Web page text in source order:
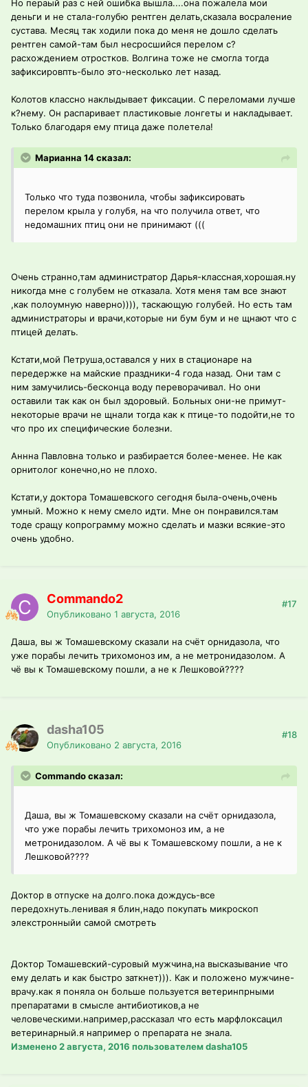
Но пераый раз с ней ошибка вышла....она пожалела мои
деньги и не стала-голубю рентген делать,сказала восраление
сустава. Месяц так ходили пока до меня не дошло сделать
рентген самой-там был несросшийся перелом с?
расхождением отростков. Волгина тоже не смогла тогда
зафиксировпть-было это-несколько лет назад.
Колотов классно наклыдывает фиксации. С переломами лучше
к?нему. Он распаривает пластиковые лонгеты и накладывает.
Только благодаря ему птица даже полетела!
Марианна 14 сказал:
Только что туда позвонила, чтобы зафиксировать
перелом крыла у голубя, на что получила ответ, что
недомашних птиц они не принимают (((
Очень странно,там администратор Дарья-классная,хорошая.ну
никогда мне с голубем не отказала. Хотя меня там все знают
,как полоумную наверно)))), таскающую голубей. Но есть там
администраторы и врачи,которые ни бум бум и не щнают что с
птицей делать.
Кстати,мой Петруша,оставался у них в стационаре на
передержке на майские праздники-4 года назад. Они там с
ним замучились-бесконца воду переворачивал. Но они
оставили так как он был здоровый. Больных они-не примут-
некоторые врачи не щнали тогда как к птице-то подойти,не то
что про их специфические болезни.
Аннна Павловна только и разбирается более-менее. Не как
орнитолог конечно,но не плохо.
Кстати,у доктора Томашевского сегодня была-очень,очень
умный. Можно к нему смело идти. Мне он понравился.там
тоде сращу копрограмму можно сделать и мазки всякие-это
очень удобно.
Commando2
Опубликовано 1 августа, 2016
#17
Даша, вы ж Томашевскому сказали на счёт орнидазола, что
уже порабы лечить трихомоноз им, а не метронидазолом. А
чё вы к Томашевскому пошли, а не к Лешковой????
dasha105
Опубликовано 2 августа, 2016
#18
Commando сказал:
Даша, вы ж Томашевскому сказали на счёт орнидазола,
что уже порабы лечить трихомоноз им, а не
метронидазолом. А чё вы к Томашевскому пошли, а не к
Лешковой????
Доктор в отпуске на долго.пока дождусь-все
передохнуть.ленивая я блин,надо покупать микроскоп
элекстронныйи самой смотреть
Доктор Томашевский-суровый мужчина,на высказывание что
ему делать и как быстро заткнет))). Как и положено мужчине-
врачу.как я поняла он больше пользуется ветеринпрными
препаратами в смысле антибиотиков,а не
человеческими.например,рассказал что есть марфлоксацил
ветеринарный.я например о препарата не знала.
Изменено2 августа, 2016 пользователем dasha105